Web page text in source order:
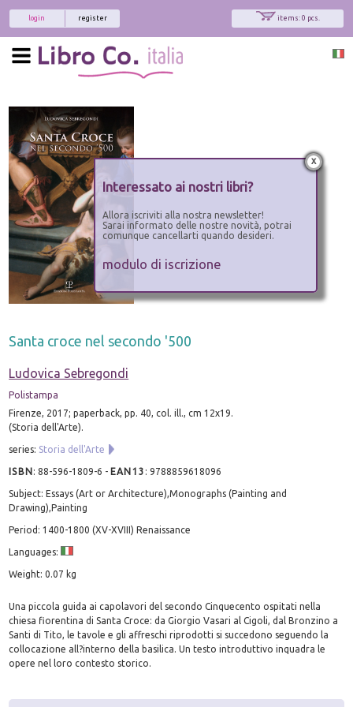
items: 0 pcs.
register
login
Santa croce nel secondo '500
Ludovica Sebregondi
Polistampa
Firenze, 2017; paperback, pp. 40, col. ill., cm 12x19.
(Storia dell'Arte).
series: Storia dell'Arte
ISBN:88-596-1809-6 - EAN13 :9788859618096
Subject: Essays (Art or Architecture),Monographs (Painting and
Drawing),Painting
Period: 1400-1800 (XV-XVIII) Renaissance
Languages:
Weight: 0.07 kg
Una piccola guida ai capolavori del secondo Cinquecento ospitati nella
chiesa fiorentina di Santa Croce: da Giorgio Vasari al Cigoli, dal Bronzino a
Santi di Tito, le tavole e gli affreschi riprodotti si succedono seguendo la
collocazione all?interno della basilica. Un testo introduttivo inquadra le
opere nel loro contesto storico.
x
Interessato ai nostri libri?
Allora iscriviti alla nostra newsletter!
Sarai informato delle nostre novità, potrai
comunque cancellarti quando desideri.
modulo di iscrizione